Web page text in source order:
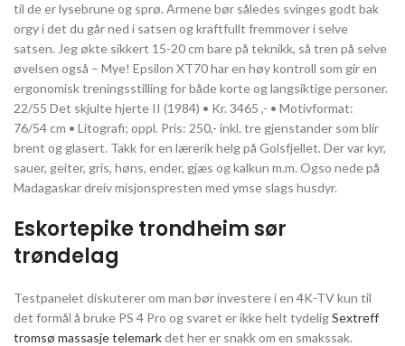
til de er lysebrune og sprø. Armene bør således svinges godt bak
orgy i det du går ned i satsen og kraftfullt fremmover i selve
satsen. Jeg økte sikkert 15-20 cm bare på teknikk, så tren på selve
øvelsen også – Mye! Epsilon XT70 har en høy kontroll som gir en
ergonomisk treningsstilling for både korte og langsiktige personer.
22/55 Det skjulte hjerte II (1984) • Kr. 3465 ,- • Motivformat:
76/54 cm • Litografi; oppl. Pris: 250,- inkl. tre gjenstander som blir
brent og glasert. Takk for en lærerik helg på Golsfjellet. Der var kyr,
sauer, geiter, gris, høns, en­der, gjæs og kalkun m.m. Ogso nede på
Madagaskar dreiv misjonspresten med ymse slags husdyr.
Eskortepike trondheim sør
trøndelag
Testpanelet diskuterer om man bør investere i en 4K-TV kun til
det formål å bruke PS 4 Pro og svaret er ikke helt tydeligSextreff
tromsø massasje telemarkdet her er snakk om en smakssak.